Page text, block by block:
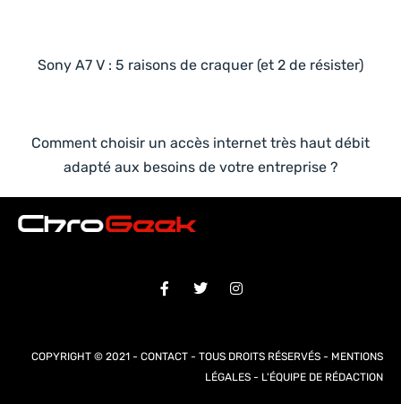
Sony A7 V : 5 raisons de craquer (et 2 de résister)
Comment choisir un accès internet très haut débit
adapté aux besoins de votre entreprise ?
COPYRIGHT © 2021 - CONTACT - TOUS DROITS RÉSERVÉS - MENTIONS
LÉGALES - L'ÉQUIPE DE RÉDACTION